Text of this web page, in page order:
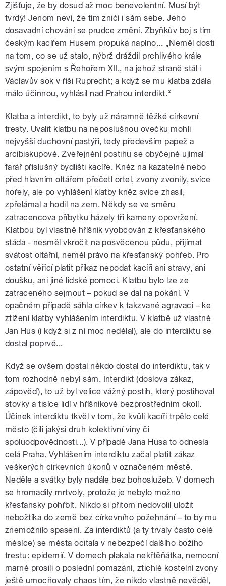
Zjišťuje, že by dosud až moc benevolentní. Musí být
tvrdý! Jenom neví, že tím zničí i sám sebe. Jeho
dosavadní chování se prudce změní. Zbyňkův boj s tím
českým kacířem Husem propuká naplno... „Neměl dosti
na tom, co se už stalo, nýbrž dráždil prchlivého krále
svým spojením s Řehořem XII., na jehož straně stál i
Václavův sok v říši Ruprecht; a když se mu klatba zdála
málo účinnou, vyhlásil nad Prahou interdikt.“
Klatba a interdikt, to byly už náramně těžké církevní
tresty. Uvalit klatbu na neposlušnou ovečku mohli
nejvyšší duchovní pastýři, tedy především papež a
arcibiskupové. Zveřejnění postihu se obyčejně ujímal
farář příslušný bydlišti kacíře. Kněz na kazatelně nebo
před hlavním oltářem přečetl ortel, zvony zvonily, svíce
hořely, ale po vyhlášení klatby kněz svíce zhasil,
zpřelámal a hodil na zem. Někdy se ve směru
zatracencova příbytku házely tři kameny opovržení.
Klatbou byl vlastně hříšník vyobcován z křesťanského
stáda - nesměl vkročit na posvěcenou půdu, přijímat
svátost oltářní, neměl právo na křesťanský pohřeb. Pro
ostatní věřící platit příkaz nepodat kacíři ani stravy, ani
doušku, ani jiné lidské pomoci. Klatbu bylo lze ze
zatraceného sejmout – pokud se dal na pokání. V
opačném případě sáhla církev k takzvané agravaci – ke
ztížení klatby vyhlášením interdiktu. V klatbě už vlastně
Jan Hus (i když si z ní moc nedělal), ale do interdiktu se
dostal poprvé...
Když se ovšem dostal někdo dostal do interdiktu, tak v
tom rozhodně nebyl sám. Interdikt (doslova zákaz,
zápověď), to už byl velice vážný postih, který postihoval
stovky a tisíce lidí v hříšníkově bezprostředním okolí.
Účinek interdiktu tkvěl v tom, že kvůli kacíři trpělo celé
město (čili jakýsi druh kolektivní viny či
spoluodpovědnosti...). V případě Jana Husa to odnesla
celá Praha. Vyhlášením interdiktu začal platit zákaz
veškerých církevních úkonů v označeném městě.
Neděle a svátky byly nadále bez bohoslužeb. V domech
se hromadily mrtvoly, protože je nebylo možno
křesťansky pohřbít. Nikdo si přitom nedovolil uložit
nebožtíka do země bez církevního požehnání – to by mu
znemožnilo spasení. Za interdiktů (a ty trvaly často celé
měsíce) se města ocitala v nebezpečí dalšího božího
trestu: epidemií. V domech plakala nekřtěňátka, nemocní
marně prosili o poslední pomazání, ztichlé kostelní zvony
ještě umocňovaly chaos tím, že nikdo vlastně nevěděl,